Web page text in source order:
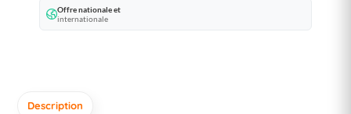
Offre nationale et
internationale
Description